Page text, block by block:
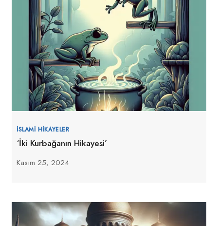
İSLAMI HIKAYELER
‘İki Kurbağanın Hikayesi’
Kasım 25, 2024